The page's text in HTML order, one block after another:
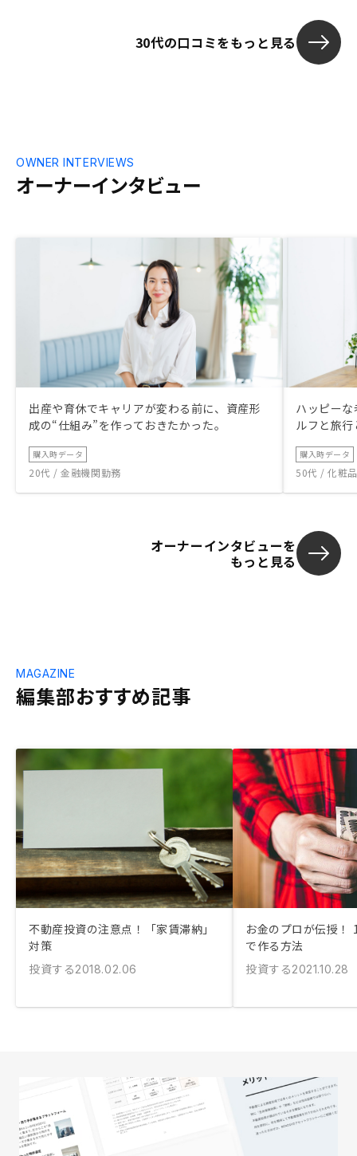
30代の口コミをもっと見る
オーナーインタビュー
OWNER INTERVIEWS
出産や育休でキャリアが変わる前に、資産形
成の“仕組み”を作っておきたかった。
購入時データ
20代 / 金融機関勤務
ハッピー
ルフと旅
購入時データ
50代 / 化粧
オーナーインタビューを
もっと見る
編集部おすすめ記事
MAGAZINE
不動産投資の注意点！「家賃滞納」
対策
投資する2018.02.06
お金のプロが伝授！
で作る方法
投資する2021.10.28